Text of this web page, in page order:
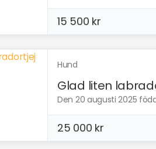
15 500 kr
Hund
Glad liten
Den 20 augusti 2025
25 000 kr